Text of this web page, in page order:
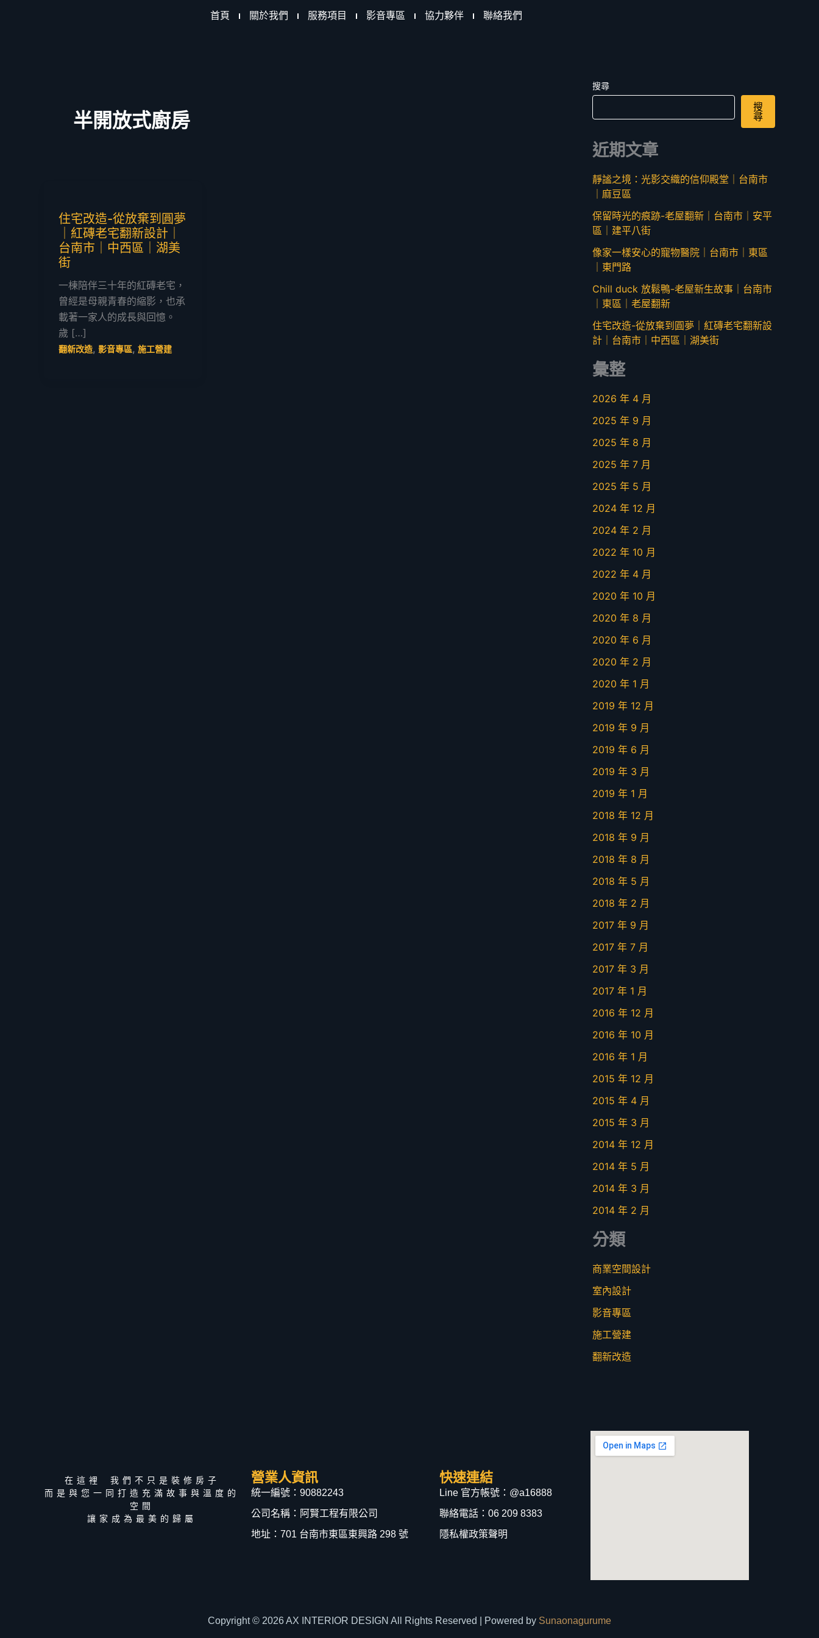
首頁 關於我們 服務項目 影音專區 協力夥伴 聯絡我們
半開放式廚房
住宅改造-從放棄到圓夢
｜紅磚老宅翻新設計｜
台南市｜中西區｜湖美
街
一棟陪伴三十年的紅磚老宅，
曾經是母親青春的縮影，也承
載著一家人的成長與回憶。
歲 […]
翻新改造, 影音專區, 施工營建
搜尋
搜
尋
近期文章
靜謐之境：光影交織的信仰殿堂｜台南市
｜麻豆區
保留時光的痕跡-老屋翻新｜台南市｜安平
區｜建平八街
像家一樣安心的寵物醫院｜台南市｜東區
｜東門路
Chill duck 放鬆鴨-老屋新生故事｜台南市
｜東區｜老屋翻新
住宅改造-從放棄到圓夢｜紅磚老宅翻新設
計｜台南市｜中西區｜湖美街
彙整
2026 年 4 月
2025 年 9 月
2025 年 8 月
2025 年 7 月
2025 年 5 月
2024 年 12 月
2024 年 2 月
2022 年 10 月
2022 年 4 月
2020 年 10 月
2020 年 8 月
2020 年 6 月
2020 年 2 月
2020 年 1 月
2019 年 12 月
2019 年 9 月
2019 年 6 月
2019 年 3 月
2019 年 1 月
2018 年 12 月
2018 年 9 月
2018 年 8 月
2018 年 5 月
2018 年 2 月
2017 年 9 月
2017 年 7 月
2017 年 3 月
2017 年 1 月
2016 年 12 月
2016 年 10 月
2016 年 1 月
2015 年 12 月
2015 年 4 月
2015 年 3 月
2014 年 12 月
2014 年 5 月
2014 年 3 月
2014 年 2 月
分類
商業空間設計
室內設計
影音專區
施工營建
翻新改造
在這裡 我們不只是裝修房子
而是與您一同打造充滿故事與溫度的
空間
讓家成為最美的歸屬
營業人資訊
統一編號：90882243
公司名稱：阿賢工程有限公司
地址：701 台南市東區東興路 298 號
快速連結
Line 官方帳號：@a16888
聯絡電話：06 209 8383
隱私權政策聲明
Copyright © 2026 AX INTERIOR DESIGN All Rights Reserved | Powered by Sunaonagurume